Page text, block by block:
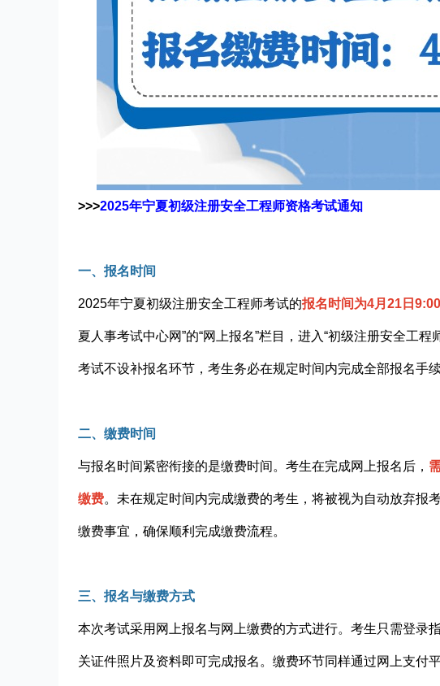
>>>2025年宁夏初级注册安全工程师资格考试通知
一、报名时间
2025年宁夏初级注册安全工程师考试的报名时间为4月21日
夏人事考试中心网”的“网上报名”栏目，进入“初级注册安全工
考试不设补报名环节，考生务必在规定时间内完成全部报名手
二、缴费时间
与报名时间紧密衔接的是缴费时间。考生在完成网上报名后，
缴费。未在规定时间内完成缴费的考生，将被视为自动放弃报
缴费事宜，确保顺利完成缴费流程。
三、报名与缴费方式
本次考试采用网上报名与网上缴费的方式进行。考生只需登录
关证件照片及资料即可完成报名。缴费环节同样通过网上支付